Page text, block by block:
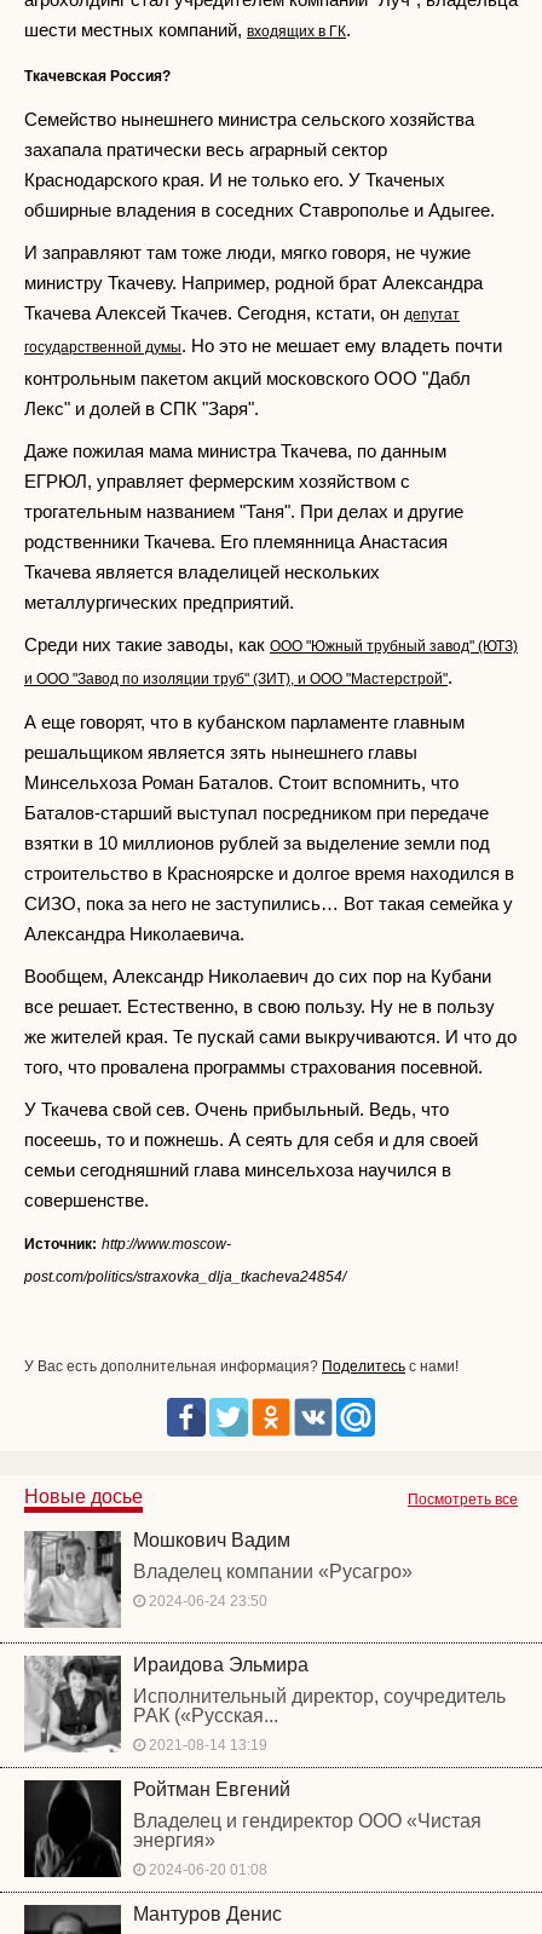
шести местных компаний, входящих в ГК.
Ткачевская Россия?
Семейство нынешнего министра сельского хозяйства
захапала пратически весь аграрный сектор
Краснодарского края. И не только его. У Ткаченых
обширные владения в соседних Ставрополье и Адыгее.
И заправляют там тоже люди, мягко говоря, не чужие
министру Ткачеву. Например, родной брат Александра
Ткачева Алексей Ткачев. Сегодня, кстати, он депутат
государственной думы. Но это не мешает ему владеть почти
контрольным пакетом акций московского ООО "Дабл
Лекс" и долей в СПК "Заря".
Даже пожилая мама министра Ткачева, по данным
ЕГРЮЛ, управляет фермерским хозяйством с
трогательным названием "Таня". При делах и другие
родственники Ткачева. Его племянница Анастасия
Ткачева является владелицей нескольких
металлургических предприятий.
Среди них такие заводы, как ООО "Южный трубный завод" (ЮТЗ)
и ООО "Завод по изоляции труб" (ЗИТ), и ООО "Мастерстрой".
А еще говорят, что в кубанском парламенте главным
решальщиком является зять нынешнего главы
Минсельхоза Роман Баталов. Стоит вспомнить, что
Баталов-старший выступал посредником при передаче
взятки в 10 миллионов рублей за выделение земли под
строительство в Красноярске и долгое время находился в
СИЗО, пока за него не заступились… Вот такая семейка у
Александра Николаевича.
Вообщем, Александр Николаевич до сих пор на Кубани
все решает. Естественно, в свою пользу. Ну не в пользу
же жителей края. Те пускай сами выкручиваются. И что до
того, что провалена программы страхования посевной.
У Ткачева свой сев. Очень прибыльный. Ведь, что
посеешь, то и пожнешь. А сеять для себя и для своей
семьи сегодняшний глава минсельхоза научился в
совершенстве.
Источник: http://www.moscow-
post.com/politics/straxovka_dlja_tkacheva24854/
У Вас есть дополнительная информация? Поделитесь с нами!
Посмотреть все
Новые досье
Мошкович Вадим
Владелец компании «Русагро»
2024-06-24 23:50
Ираидова Эльмира
Исполнительный директор, соучредитель
РАК («Русская...
2021-08-14 13:19
Ройтман Евгений
Владелец и гендиректор ООО «Чистая
энергия»
2024-06-20 01:08
Мантуров Денис